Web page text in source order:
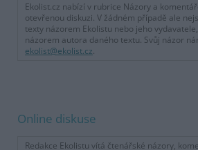
Ekolist.cz nabízí v rubrice Názory a
otevřenou diskuzi. V žádném případě ale
texty názorem Ekolistu nebo jeho
názorem autora daného textu. Svůj názor
ekolist@ekolist.cz.
Online diskuse
Redakce Ekolistu vítá čtenářské názory,